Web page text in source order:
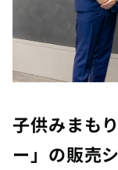
働く環境
数字で見るARISE
子供みまも
ー」の販売